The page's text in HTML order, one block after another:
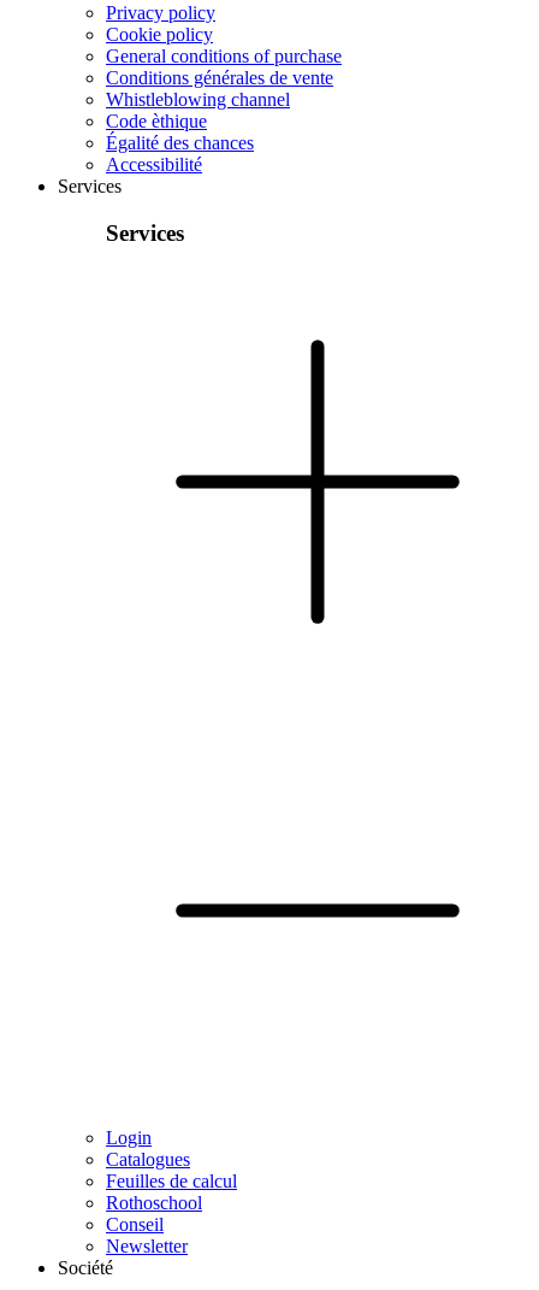
Privacy policy
Cookie policy
General conditions of purchase
Conditions générales de vente
Whistleblowing channel
Code èthique
Égalité des chances
Accessibilité
Services
Services
Login
Catalogues
Feuilles de calcul
Rothoschool
Conseil
Newsletter
Société